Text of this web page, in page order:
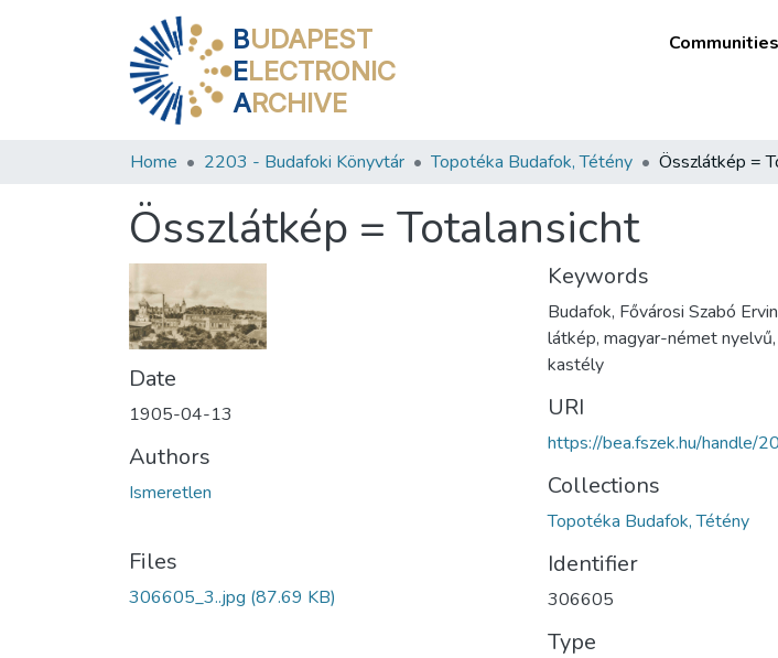
BUDAPEST
ELECTRONIC
ARCHIVE
Home 2203 - Budafoki Könyvtár Topotéka Budafok, Tétény Összlátkép =
Összlátkép = Totalansicht
Date
1905-04-13
Authors
Ismeretlen
Files
306605_3..jpg (87.69 KB)
Keywords
Budafok, Fővárosi Szabó
látkép, magyar-német
kastély
URI
https://bea.fszek.hu/handle/
Collections
Topotéka Budafok, Tétény
Identifier
306605
Type